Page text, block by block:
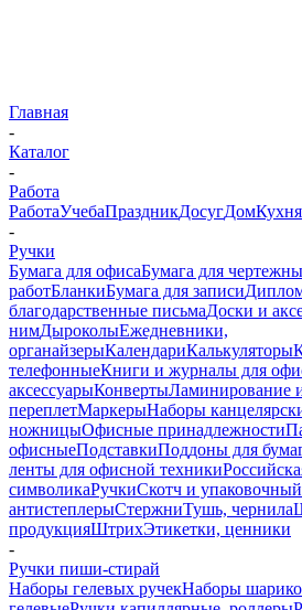
Главная
-
Каталог
-
Работа
РаботаУчебаПраздникДосугДомКухня
-
Ручки
Бумага для офисаБумага для
работБланкиБумага для записи
благодарственные письмаДоски и
нимДыроколыЕжедневники,
органайзерыКалендариКалькуляторы
телефонныеКниги и журналы для
аксессуарыКонвертыЛаминирование
переплетМаркерыНаборы
ножницыОфисные принадлежности
офисныеПодставкиПоддоны для
ленты для офисной техники
символикаРучкиСкотч и
антистеплерыСтержниТушь, чернила
продукцияШтрихЭтикетки, ценники
-
Ручки пиши-стирай
Наборы гелевых ручекНаборы